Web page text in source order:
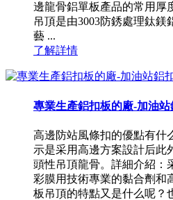
邊龍骨鋁單板產品的常用厚
吊頂是由3003防銹處理鈦
藝 ...
了解詳情
專業生產鋁扣板的廠-加油
高邊防站風條扣的優點有什
示是采用高邊方案設計后此
頭性吊頂龍骨。詳細介紹：
彩膜用技術專業的黏合劑和
板吊頂的特點又是什么呢？